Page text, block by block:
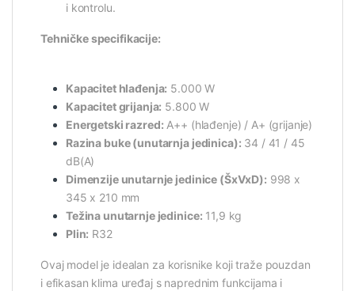
i kontrolu.
Tehničke specifikacije:
Kapacitet hlađenja: 5.000 W
Kapacitet grijanja: 5.800 W
Energetski razred: A++ (hlađenje) / A+ (grijanje)
Razina buke (unutarnja jedinica): 34 / 41 / 45
dB(A)
Dimenzije unutarnje jedinice (ŠxVxD): 998 x
345 x 210 mm
Težina unutarnje jedinice: 11,9 kg
Plin: R32
Ovaj model je idealan za korisnike koji traže pouzdan
i efikasan klima uređaj s naprednim funkcijama i